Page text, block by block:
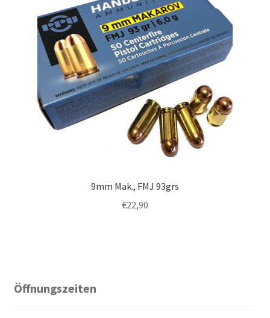
9mm Mak., FMJ 93grs
€22,90
Öffnungszeiten